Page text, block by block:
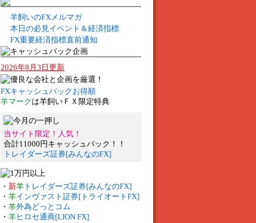
羊飼いのFXメルマガ
本日の必見イベント＆経済指標
FX重要経済指標直前通知
2026年8月3日更新
FXキャッシュバックお得順
羊マーク は羊飼いＦＸ限定特典
当サイト限定！人気！
合計11000円キャッシュバック！！
トレイダーズ証券[みんなのFX]
・ 新羊 トレイダーズ証券[みんなのFX]
・ 羊インヴァスト証券[トライオートFX]
・ 羊外為どっとコム
・ 羊ヒロセ通商[LION FX]